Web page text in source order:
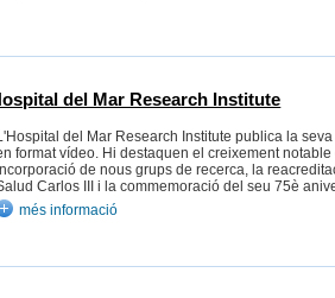
del Mar Research Institute
del Mar Research Institute publica la
format vídeo. Hi destaquen el creixement
de nous grups de recerca, la
Carlos III i la commemoració del seu 75è
més informació